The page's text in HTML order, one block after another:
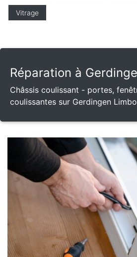
Vitrage
Réparation à
Châssis coulissant - portes,
coulissantes sur Gerdingen